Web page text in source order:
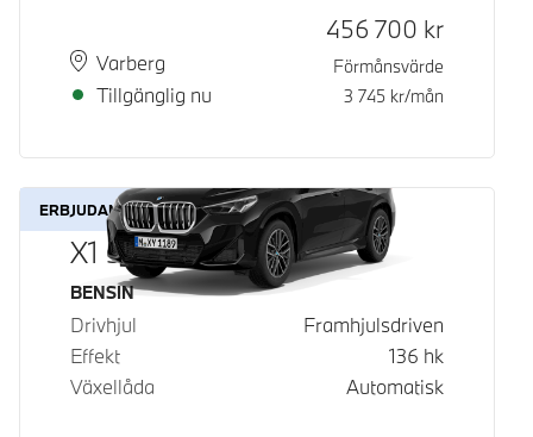
PlatsVarberg
Leveranstid
Tillgänglig nu
Kontantpris
456 700 kr
Förmånsvärde
3 745 kr/mån
ERBJUDANDE
X1 sDrive18i
Bränsle
BENSIN
Drivhjul
Framhjulsdriven
Effekt
136 hk
Växellåda
Automatisk